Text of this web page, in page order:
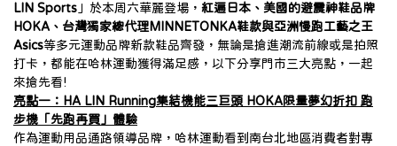
LIN Sports 」於本周六華麗登場， 紅遍日本、美國的避震神鞋品牌
HOKA、台灣獨家總代理MINNETONKA鞋款與亞洲慢跑工藝之王
Asics等多元運動品牌新款鞋品齊發，無論是搶進潮流前線或是拍照
打卡，都能在哈林運動獲得滿足感，以下分享門市三大亮點，一起
來搶先看!
亮點一：HA LIN Running集結機能三巨頭 HOKA限量夢幻折扣 跑
步機「先跑再買」體驗
作為運動用品通路領導品牌，哈林運動看到南台北地區消費者對專